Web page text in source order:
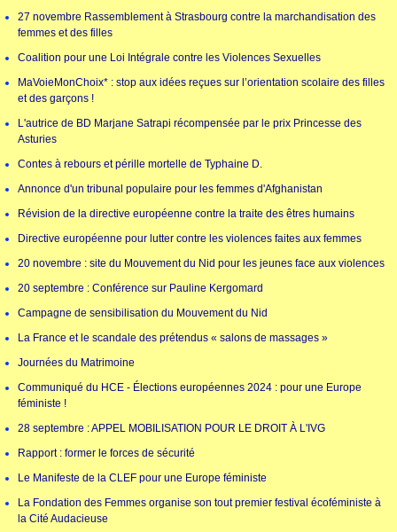
27 novembre Rassemblement à Strasbourg contre la marchandisation des
femmes et des filles
Coalition pour une Loi Intégrale contre les Violences Sexuelles
MaVoieMonChoix* : stop aux idées reçues sur l’orientation scolaire des filles
et des garçons !
L'autrice de BD Marjane Satrapi récompensée par le prix Princesse des
Asturies
Contes à rebours et pérille mortelle de Typhaine D.
Annonce d'un tribunal populaire pour les femmes d'Afghanistan
Révision de la directive européenne contre la traite des êtres humains
Directive européenne pour lutter contre les violences faites aux femmes
20 novembre : site du Mouvement du Nid pour les jeunes face aux violences
20 septembre : Conférence sur Pauline Kergomard
Campagne de sensibilisation du Mouvement du Nid
La France et le scandale des prétendus « salons de massages »
Journées du Matrimoine
Communiqué du HCE - Élections européennes 2024 : pour une Europe
féministe !
28 septembre : APPEL MOBILISATION POUR LE DROIT À L'IVG
Rapport : former le forces de sécurité
Le Manifeste de la CLEF pour une Europe féministe
La Fondation des Femmes organise son tout premier festival écoféministe à
la Cité Audacieuse